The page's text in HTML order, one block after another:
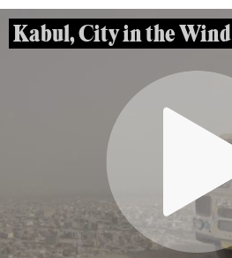
Kabul, City in the Wind